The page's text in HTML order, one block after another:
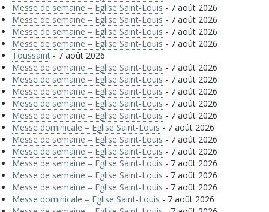
Messe de semaine – Eglise Saint-Louis - 7 août 2026
Messe de semaine – Eglise Saint-Louis - 7 août 2026
Messe de semaine – Eglise Saint-Louis - 7 août 2026
Messe de semaine – Eglise Saint-Louis - 7 août 2026
Toussaint - 7 août 2026
Messe de semaine – Eglise Saint-Louis - 7 août 2026
Messe de semaine – Eglise Saint-Louis - 7 août 2026
Messe de semaine – Eglise Saint-Louis - 7 août 2026
Messe de semaine – Eglise Saint-Louis - 7 août 2026
Messe de semaine – Eglise Saint-Louis - 7 août 2026
Messe dominicale – Eglise Saint-Louis - 7 août 2026
Messe de semaine – Eglise Saint-Louis - 7 août 2026
Messe de semaine – Eglise Saint-Louis - 7 août 2026
Messe de semaine – Eglise Saint-Louis - 7 août 2026
Messe de semaine – Eglise Saint-Louis - 7 août 2026
Messe de semaine – Eglise Saint-Louis - 7 août 2026
Messe dominicale – Eglise Saint-Louis - 7 août 2026